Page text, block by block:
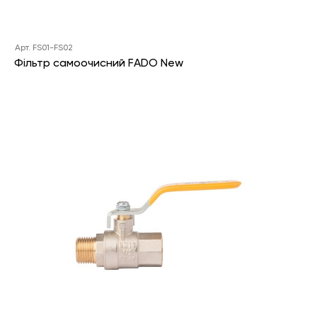
Арт. FS01-FS02
Фільтр самоочисний FADO New